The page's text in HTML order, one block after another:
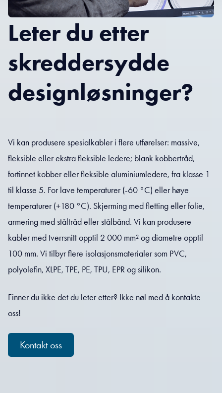
Leter du etter
skreddersydde
designløsninger?
Vi kan produsere spesialkabler i flere utførelser: massive,
fleksible eller ekstra fleksible ledere; blank kobbertråd,
fortinnet kobber eller fleksible aluminiumledere, fra klasse 1
til klasse 5. For lave temperaturer (-60 °C) eller høye
temperaturer (+180 °C). Skjerming med fletting eller folie,
armering med ståltråd eller stålbånd. Vi kan produsere
kabler med tverrsnitt opptil 2 000 mm² og diametre opptil
100 mm. Vi tilbyr flere isolasjonsmaterialer som PVC,
polyolefin, XLPE, TPE, PE, TPU, EPR og silikon.
Finner du ikke det du leter etter? Ikke nøl med å kontakte
oss!
Kontakt oss